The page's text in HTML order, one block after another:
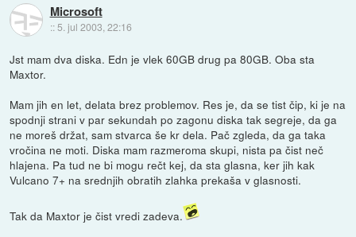
Microsoft
:: 5. jul 2003, 22:16
Jst mam dva diska. Edn je vlek 60GB drug pa 80GB. Oba sta
Maxtor.
Mam jih en let, delata brez problemov. Res je, da se tist čip, ki je na
spodnji strani v par sekundah po zagonu diska tak segreje, da ga
ne moreš držat, sam stvarca še kr dela. Pač zgleda, da ga taka
vročina ne moti. Diska mam razmeroma skupi, nista pa čist neč
hlajena. Pa tud ne bi mogu rečt kej, da sta glasna, ker jih kak
Vulcano 7+ na srednjih obratih zlahka prekaša v glasnosti.
Tak da Maxtor je čist vredi zadeva.